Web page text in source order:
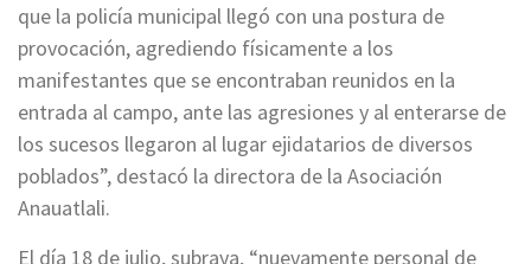
que la policía municipal llegó con una postura de
provocación, agrediendo físicamente a los
manifestantes que se encontraban reunidos en la
entrada al campo, ante las agresiones y al enterarse de
los sucesos llegaron al lugar ejidatarios de diversos
poblados”, destacó la directora de la Asociación
Anauatlali.
El día 18 de julio, subraya, “nuevamente personal de